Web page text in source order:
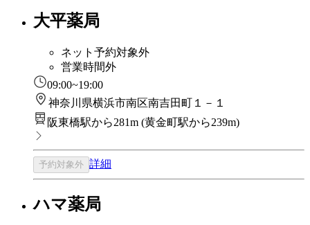
大平薬局
ネット予約対象外
営業時間外
09:00~19:00
神奈川県横浜市南区南吉田町１－１
阪東橋駅から281m (黄金町駅から239m)
予約対象外 詳細
ハマ薬局